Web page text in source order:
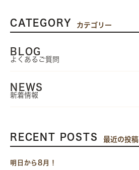
CATEGORY カテゴリー
BLOG
よくあるご質問
NEWS
新着情報
RECENT POSTS 最近の投稿
明日から8月！